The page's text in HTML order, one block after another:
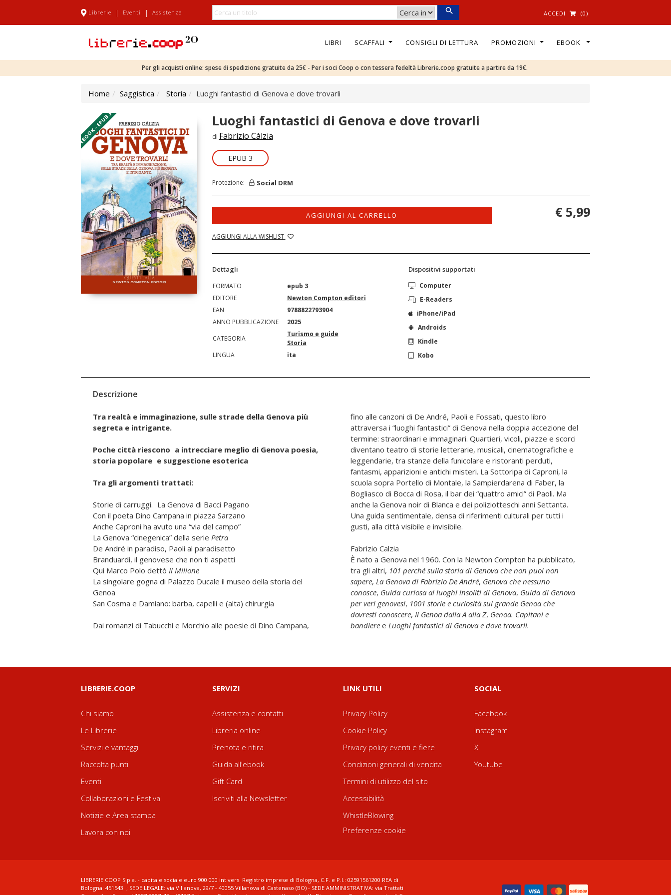
Librerie | Eventi | Assistenza ACCEDI (0)
LIBRI SCAFFALI CONSIGLI DI LETTURA PROMOZIONI EBOOK
Per gli acquisti online: spese di spedizione gratuite da 25€ - Per i soci Coop o con tessera fedeltà Librerie.coop gratuite a partire da 19€.
Home Saggistica Storia Luoghi fantastici di Genova e dove trovarli
EBOOK - EPUB 3 Luoghi fantastici di Genova e dove trovarli
di Fabrizio Càlzia
EPUB 3
Protezione: Social DRM
AGGIUNGI AL CARRELLO
AGGIUNGI ALLA WISHLIST
€ 5,99
Dettagli
FORMATO
epub 3
EDITORE
Newton Compton editori
EAN
9788822793904
ANNO PUBBLICAZIONE
2025
CATEGORIA
Turismo e guide
Storia
LINGUA
ita
Dispositivi supportati
Computer
E-Readers
iPhone/iPad
Androids
Kindle
Kobo
Descrizione
Tra realtà e immaginazione, sulle strade della Genova più
segreta e intrigante.
Poche città riescono a intrecciare meglio di Genova poesia,
storia popolare e suggestione esoterica
Tra gli argomenti trattati:
Storie di carruggi. La Genova di Bacci Pagano
Con il poeta Dino Campana in piazza Sarzano
Anche Caproni ha avuto una “via del campo”
La Genova “cinegenica” della serie Petra
De André in paradiso, Paoli al paradisetto
Branduardi, il genovese che non ti aspetti
Qui Marco Polo dettò Il Milione
La singolare gogna di Palazzo Ducale il museo della storia del
Genoa
San Cosma e Damiano: barba, capelli e (alta) chirurgia
Dai romanzi di Tabucchi e Morchio alle poesie di Dino Campana,
fino alle canzoni di De André, Paoli e Fossati, questo libro
attraversa i “luoghi fantastici” di Genova nella doppia accezione del
termine: straordinari e immaginari. Quartieri, vicoli, piazze e scorci
diventano teatro di storie letterarie, musicali, cinematografiche e
leggendarie, tra stanze della funicolare e ristoranti perduti,
fantasmi, apparizioni e antichi misteri. La Sottoripa di Caproni, la
scuola sopra Portello di Montale, la Sampierdarena di Faber, la
Bogliasco di Bocca di Rosa, il bar dei “quattro amici” di Paoli. Ma
anche la Genova noir di Blanca e dei poliziotteschi anni Settanta.
Una guida sentimentale, densa di riferimenti culturali per tutti i
gusti, alla città visibile e invisibile.
Fabrizio Calzia
È nato a Genova nel 1960. Con la Newton Compton ha pubblicato,
tra gli altri, 101 perché sulla storia di Genova che non puoi non
sapere, La Genova di Fabrizio De André, Genova che nessuno
conosce, Guida curiosa ai luoghi insoliti di Genova, Guida di Genova
per veri genovesi, 1001 storie e curiosità sul grande Genoa che
dovresti conoscere, Il Genoa dalla A alla Z, Genoa. Capitani e
bandiere e Luoghi fantastici di Genova e dove trovarli.
LIBRERIE.COOP
Chi siamo
Le Librerie
Servizi e vantaggi
Raccolta punti
Eventi
Collaborazioni e Festival
Notizie e Area stampa
Lavora con noi
SERVIZI
Assistenza e contatti
Libreria online
Prenota e ritira
Guida all'ebook
Gift Card
Iscriviti alla Newsletter
LINK UTILI
Privacy Policy
Cookie Policy
Privacy policy eventi e fiere
Condizioni generali di vendita
Termini di utilizzo del sito
Accessibilità
WhistleBlowing
Preferenze cookie
SOCIAL
Facebook
Instagram
X
Youtube
LIBRERIE.COOP S.p.a. - capitale sociale euro 900.000 int.vers. Registro imprese di Bologna, C.F. e P.I.: 02591561200 REA di
Bologna: 451543 ; SEDE LEGALE: via Villanova, 29/7 - 40055 Villanova di Castenaso (BO) - SEDE AMMINISTRATIVA: via Trattati